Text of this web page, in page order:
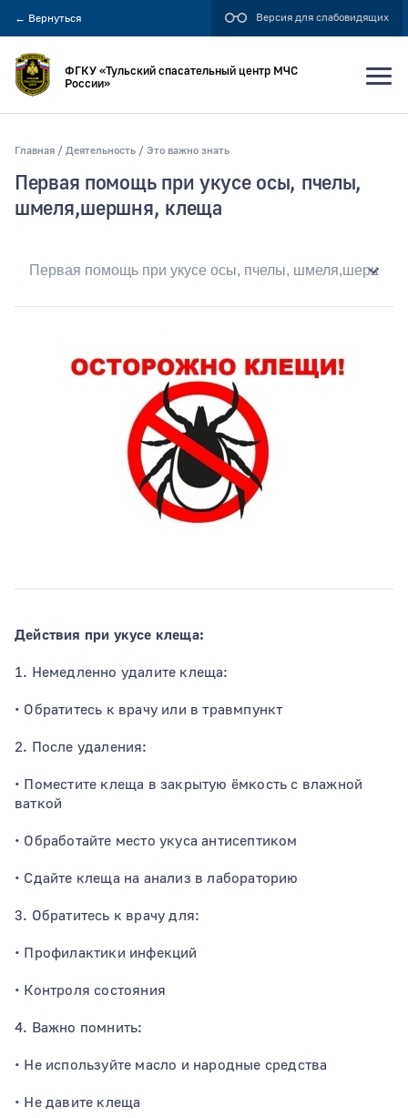
← Вернуться Версия для слабовидящих
Искать по:
Публикация не позднее
ФГКУ «Тульский спасательный центр МЧС
России»
Главная Деятельность Это важно знать
Действия при укусе клеща:
1. Немедленно удалите клеща:
• Обратитесь к врачу или в травмпункт
2. После удаления:
• Поместите клеща в закрытую ёмкость с влажной
ваткой
• Обработайте место укуса антисептиком
• Сдайте клеща на анализ в лабораторию
3. Обратитесь к врачу для:
• Профилактики инфекций
• Контроля состояния
4. Важно помнить:
• Не используйте масло и народные средства
• Не давите клеща
Первая помощь при укусе осы, пчелы,
шмеля,шершня, клеща